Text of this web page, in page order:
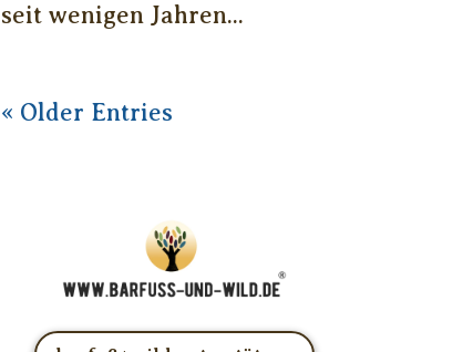
seit wenigen Jahren...
« Older Entries